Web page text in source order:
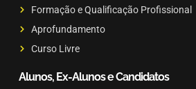
Formação e Qualificação Profissional
Aprofundamento
Curso Livre
Alunos, Ex-Alunos e Candidatos